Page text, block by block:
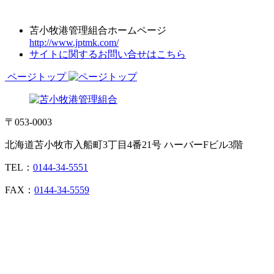
苫小牧港管理組合ホームページ
http://www.jptmk.com/
サイトに関するお問い合せはこちら
ページトップ
〒053-0003
北海道苫小牧市入船町3丁目4番21号 ハーバーFビル3階
TEL： 0144-34-5551
FAX： 0144-34-5559